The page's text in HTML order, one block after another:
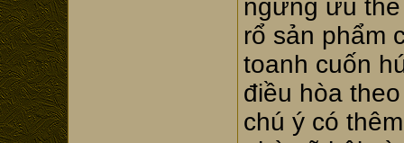
ngừng ưu
rổ sản phẩm
toanh cuốn
điều hòa
chú ý có